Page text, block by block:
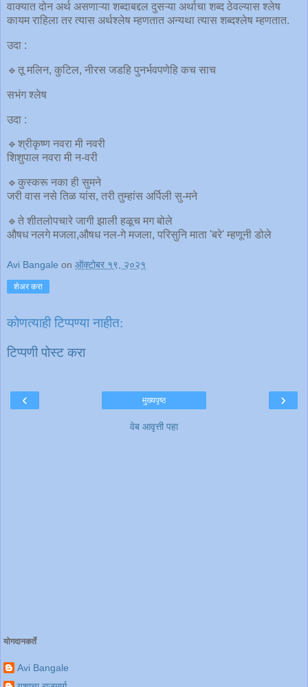
वाक्यात दोन अर्थ असणाऱ्या शब्दाबद्दल दुसऱ्या अर्थाचा शब्द ठेवल्यास श्लेष
कायम राहिला तर त्यास अर्थश्लेष म्हणतात अन्यथा त्यास शब्दश्लेष म्हणतात.
उदा :
🔹तू मलिन, कुटिल, नीरस जडहि पुनर्भवपणेहि कच साच
सभंग श्लेष
उदा :
🔹श्रीकृष्ण नवरा मी नवरी
शिशुपाल नवरा मी न-वरी
🔹कुस्करू नका ही सुमने
जरी वास नसे तिळ यांस, तरी तुम्हांस अर्पिली सु-मने
🔹ते शीतलोपचारे जागी झाली हळूच मग बोले
औषध नलगे मजला,औषध नल-गे मजला, परिसुनि माता 'बरे' म्हणूनी डोले
Avi Bangale on ऑक्टोबर १९, २०२१
शेअर करा
कोणत्याही टिप्पण्‍या नाहीत:
टिप्पणी पोस्ट करा
‹ ›
मुख्यपृष्ठ
वेब आवृत्ती पहा
योगदानकर्ते
Avi Bangale